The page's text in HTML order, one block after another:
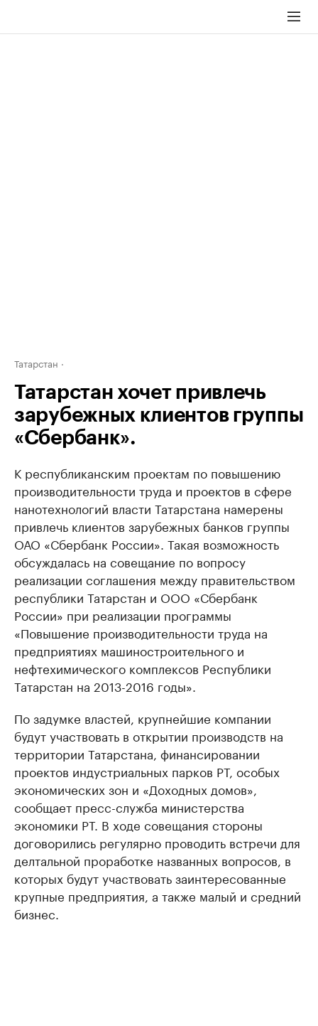
Татарстан
Татарстан хочет привлечь
зарубежных клиентов группы
«Сбербанк».
К республиканским проектам по повышению
производительности труда и проектов в сфере
нанотехнологий власти Татарстана намерены
привлечь клиентов зарубежных банков группы
ОАО «Сбербанк России». Такая возможность
обсуждалась на совещание по вопросу
реализации соглашения между правительством
республики Татарстан и ООО «Сбербанк
России» при реализации программы
«Повышение производительности труда на
предприятиях машиностроительного и
нефтехимического комплексов Республики
Татарстан на 2013-2016 годы».
По задумке властей, крупнейшие компании
будут участвовать в открытии производств на
территории Татарстана, финансировании
проектов индустриальных парков РТ, особых
экономических зон и «Доходных домов»,
сообщает пресс-служба министерства
экономики РТ. В ходе совещания стороны
договорились регулярно проводить встречи для
делтальной проработке названных вопросов, в
которых будут участвовать заинтересованные
крупные предприятия, а также малый и средний
бизнес.